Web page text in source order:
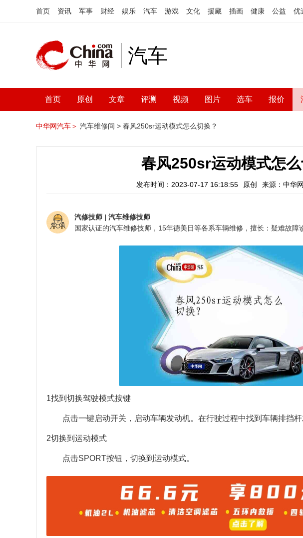
首页 资讯 军事 财经 娱乐 汽车 游戏 文化 援藏 插画 健康 公益 优
汽车
首页 原创 文章 评测 视频 图片 选车 报价
中华网汽车＞ 汽车维修间 > 春风250sr运动模式怎么切换？
春风250sr运动模式怎么
发布时间：2023-07-17 16:18:55 原创 来源：中华网
汽修技师 | 汽车维修技师
1找到切换驾驶模式按键
点击一键启动开关，启动车辆发动机。在行驶过程中找到车辆排挡
2切换到运动模式
点击SPORT按钮，切换到运动模式。